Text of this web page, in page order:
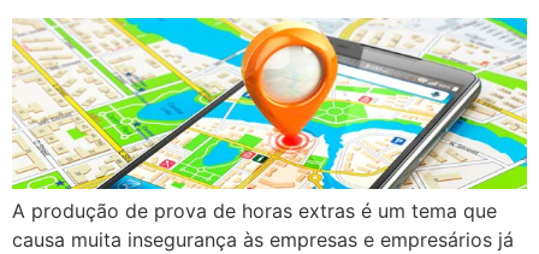
A produção de prova de horas extras é um tema que
causa muita insegurança às empresas e empresários já